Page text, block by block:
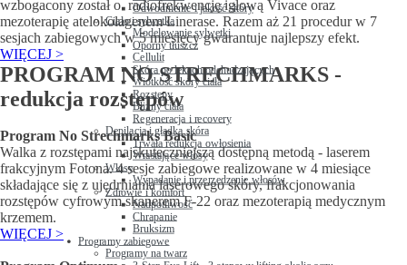
wzbogacony został o radiofrekwencję igłową Vivace oraz
mezoterapię atelokolagenem Linerase. Razem aż 21 procedur w 7
sesjach zabiegowych w 5 miesięcy gwarantuje najlepszy efekt.
WIĘCEJ >
PROGRAM NO STRECHMARKS -
redukcja rozstępów
Program No Strechmarks Basic
Walka z rozstępami najskuteczniejszą dostępną metodą - laserem
frakcyjnym Fotona. 4 sesje zabiegowe realizowane w 4 miesiące
składające się z ujędrniania laserowego skóry, frakcjonowania
rozstępów cyfrowym skanerem F-22 oraz mezoterapią medycznym
krzemem.
WIĘCEJ >
Odwodnienie i jakość skóry
Ciało i sylwetka
Modelowanie sylwetki
Oporny tłuszcz
Cellulit
Skóra po lekach odchudzających
Wiotkość skóry ciała
Rozstępy
Blizny ciała
Regeneracja i recovery
Depilacja i gładka skóra
Trwała redukcja owłosienia
Wrastające włosy
Włosy
Wypadanie i przerzedzenie włosów
Zdrowie i komfort
Nadpotliwość
Chrapanie
Bruksizm
Programy zabiegowe
Programy na twarz